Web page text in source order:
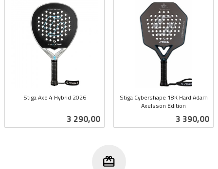
Stiga Axe 4 Hybrid 2026
Pris
3 290,00
Stiga Cybershape 18K Hard Adam
Axelsson Edition
Pris
3 390,00